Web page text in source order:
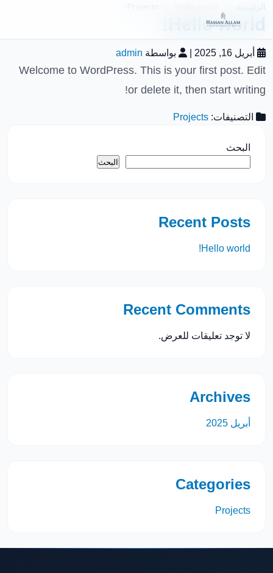
الرئيسية Projects
Hello world!
أبريل 16, 2025 بواسطة admin
Welcome to WordPress. This is your first post. Edit
or delete it, then start writing!
التصنيفات: Projects
البحث
البحث
Recent Posts
Hello world!
Recent Comments
لا توجد تعليقات للعرض.
Archives
أبريل 2025
Categories
Projects